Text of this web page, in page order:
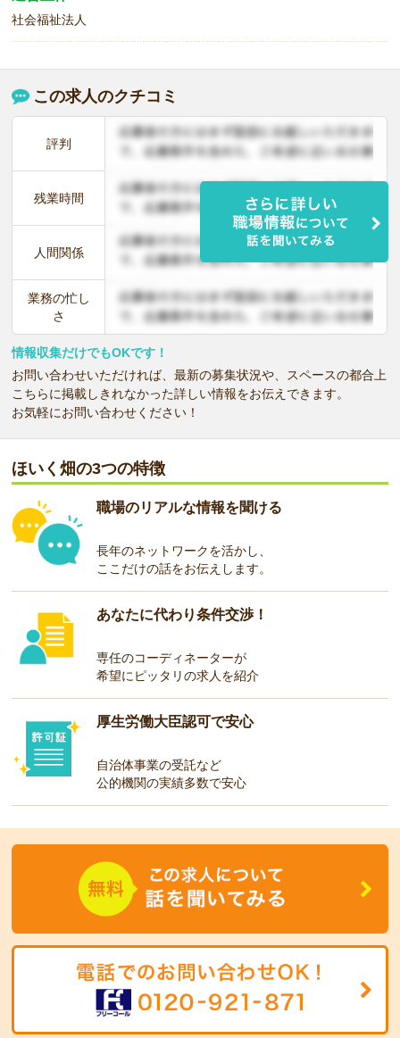
社会福祉法人
この求人のクチコミ
評判
残業時間
人間関係
業務の忙し
さ
情報収集だけでもOKです！
お問い合わせいただければ、最新の募集状況や、スペースの都合上
こちらに掲載しきれなかった詳しい情報をお伝えできます。
お気軽にお問い合わせください！
ほいく畑の3つの特徴
職場のリアルな情報を聞ける
長年のネットワークを活かし、
ここだけの話をお伝えします。
あなたに代わり条件交渉！
専任のコーディネーターが
希望にピッタリの求人を紹介
厚生労働大臣認可で安心
自治体事業の受託など
公的機関の実績多数で安心